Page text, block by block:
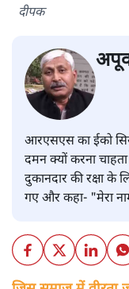
दीपक
आरएसएस का ईको
दमन क्यों करना
दुकानदार की रक्षा के
गए और कहा- "मेरा